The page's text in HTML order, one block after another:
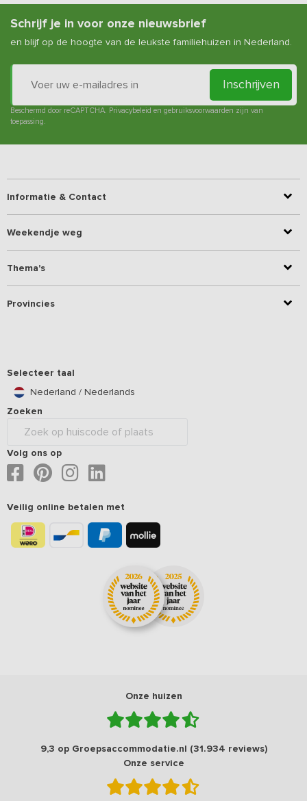
Schrijf je in voor onze nieuwsbrief
en blijf op de hoogte van de leukste familiehuizen in Nederland.
Inschrijven
Beschermd door reCAPTCHA. Privacybeleid en gebruiksvoorwaarden zijn van
toepassing.
Informatie & Contact
Weekendje weg
Thema's
Provincies
Selecteer taal
Nederland / Nederlands
Zoeken
Volg ons op
Veilig online betalen met
Onze huizen
9,3 op Groepsaccommodatie.nl (31.934 reviews)
Onze service